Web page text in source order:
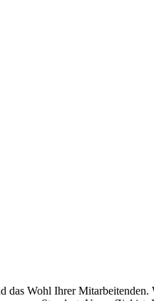
Wohl Ihrer